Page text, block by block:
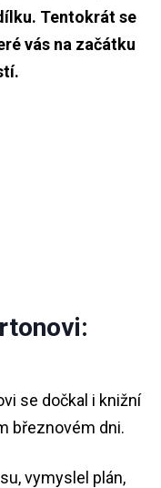
Tentokrát se
vás na začátku
se dočkal i knižní
březnovém dni.
vymyslel plán,